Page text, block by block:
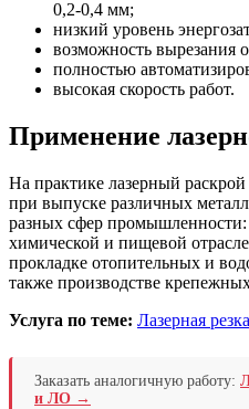
0,2-0,4 мм;
низкий уровень
возможность вырезания
полностью
высокая скорость работ.
Применение
На практике лазерный
при выпуске различных
разных сфер промышленности:
химической и пищевой
прокладке отопительных и
также производстве
Услуга по теме: Лазерная
Заказать аналогичную работу:
и ЛО →